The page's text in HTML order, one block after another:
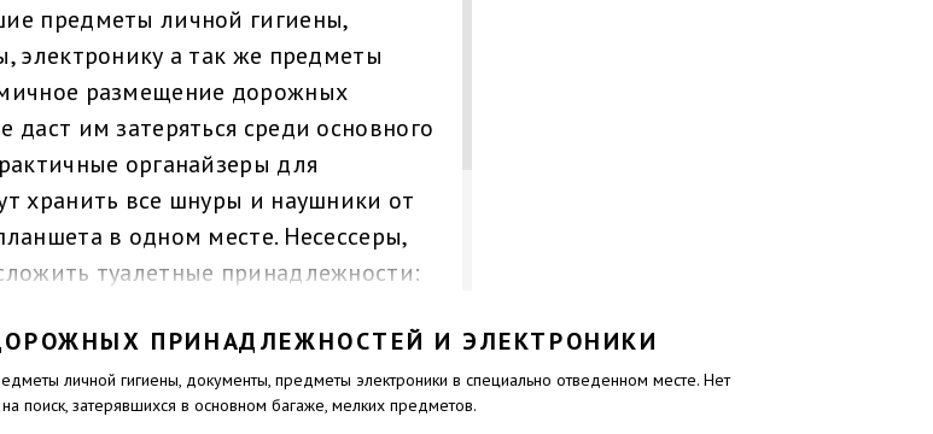
предметы личной гигиены,
электронику а так же предметы
размещение дорожных
даст им затеряться среди основного
органайзеры для
хранить все шнуры и наушники от
в одном месте. Несессеры,
туалетные принадлежности:
сигнал RFID, подойдёт не только
документов и банковских карт, но и
информацию от RFID-краж.
ПРИНАДЛЕЖНОСТЕЙ И ЭЛЕКТРОНИКИ
личной гигиены, документы, предметы электроники в специально отведенном месте. Нет
поиск, затерявшихся в основном багаже, мелких предметов.